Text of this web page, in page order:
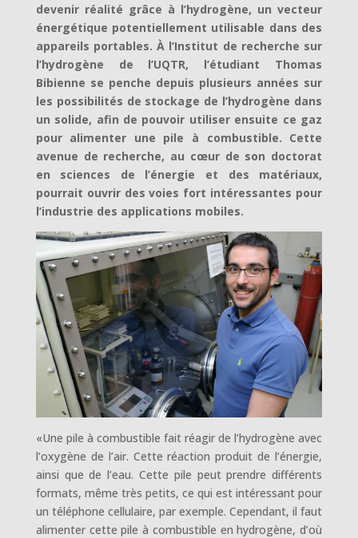
devenir réalité grâce à l’hydrogène, un vecteur
énergétique potentiellement utilisable dans des
appareils portables. À l’Institut de recherche sur
l’hydrogène de l’UQTR, l’étudiant Thomas
Bibienne se penche depuis plusieurs années sur
les possibilités de stockage de l’hydrogène dans
un solide, afin de pouvoir utiliser ensuite ce gaz
pour alimenter une pile à combustible. Cette
avenue de recherche, au cœur de son doctorat
en sciences de l’énergie et des matériaux,
pourrait ouvrir des voies fort intéressantes pour
l’industrie des applications mobiles.
«Une pile à combustible fait réagir de l’hydrogène avec
l’oxygène de l’air. Cette réaction produit de l’énergie,
ainsi que de l’eau. Cette pile peut prendre différents
formats, même très petits, ce qui est intéressant pour
un téléphone cellulaire, par exemple. Cependant, il faut
alimenter cette pile à combustible en hydrogène, d’où